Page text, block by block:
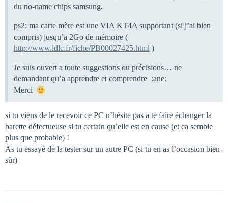
du no-name chips samsung.
ps2: ma carte mère est une VIA KT4A supportant (si j’ai bien
compris) jusqu’a 2Go de mémoire (
http://www.ldlc.fr/fiche/PB00027425.html )
Je suis ouvert a toute suggestions ou précisions… ne
demandant qu’a apprendre et comprendre :ane:
Merci
si tu viens de le recevoir ce PC n’hésite pas a te faire échanger la
barette défectueuse si tu certain qu’elle est en cause (et ca semble
plus que probable) !
As tu essayé de la tester sur un autre PC (si tu en as l’occasion bien-
sûr)